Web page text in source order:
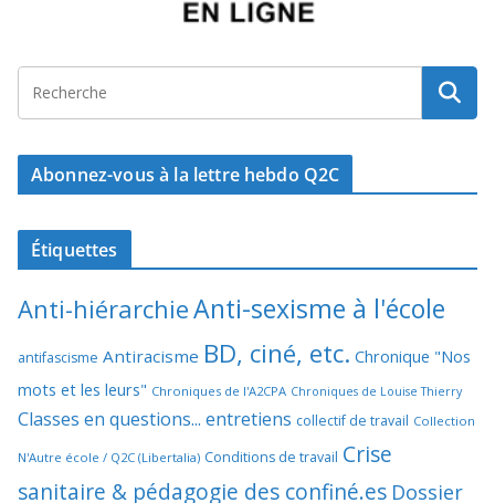
Abonnez-vous à la lettre hebdo Q2C
Étiquettes
Anti-hiérarchieAnti-sexisme à l'école
antifascisme Antiracisme BD, ciné, etc. Chronique "Nos
mots et les leurs" Chroniques de l'A2CPA Chroniques de Louise Thierry
Classes en questions... entretiens collectif de travail Collection
N'Autre école / Q2C (Libertalia) Conditions de travail Crise
sanitaire & pédagogie des confiné.es Dossier